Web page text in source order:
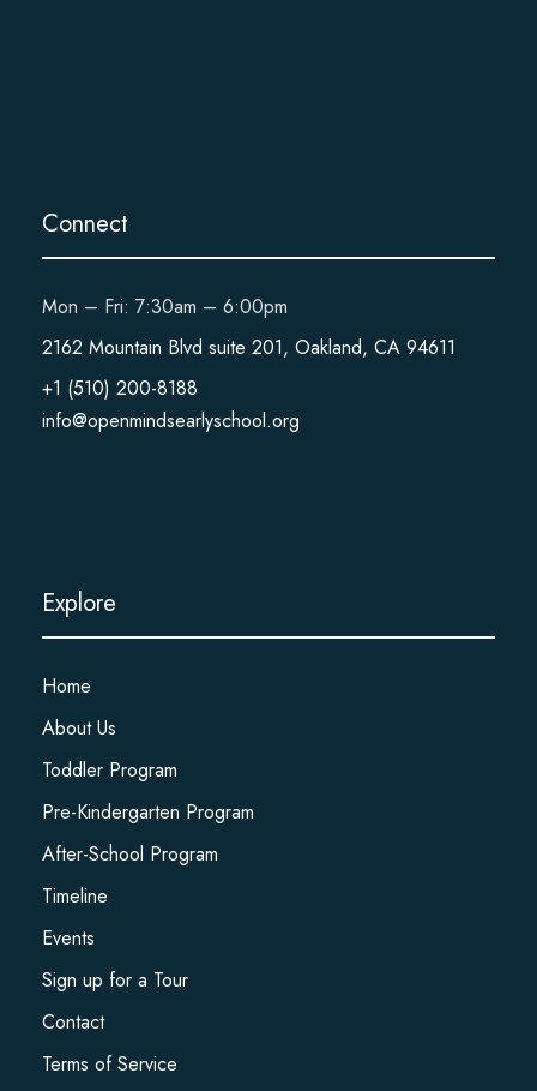
Connect
Mon – Fri: 7:30am – 6:00pm
2162 Mountain Blvd suite 201, Oakland, CA 94611
+1 (510) 200-8188
info@openmindsearlyschool.org
Explore
Home
About Us
Toddler Program
Pre-Kindergarten Program
After-School Program
Timeline
Events
Sign up for a Tour
Contact
Terms of Service